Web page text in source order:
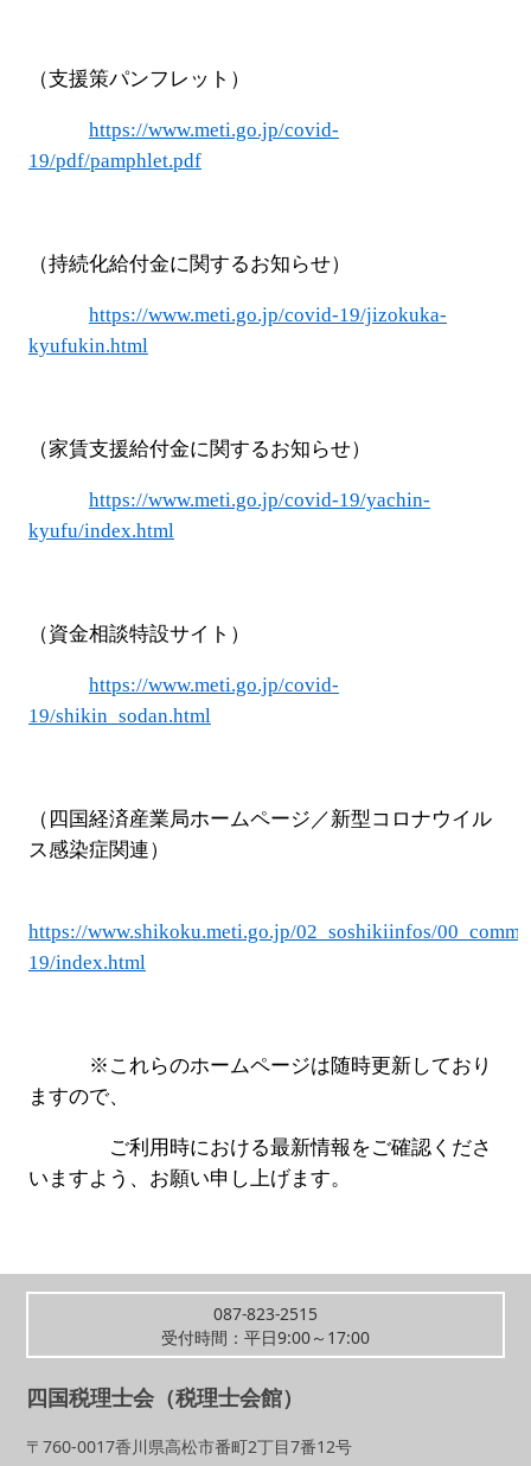
（支援策パンフレット）
https://www.meti.go.jp/covid-
19/pdf/pamphlet.pdf
（持続化給付金に関するお知らせ）
https://www.meti.go.jp/covid-19/jizokuka-
kyufukin.html
（家賃支援給付金に関するお知らせ）
https://www.meti.go.jp/covid-19/yachin-
kyufu/index.html
（資金相談特設サイト）
https://www.meti.go.jp/covid-
19/shikin_sodan.html
（四国経済産業局ホームページ／新型コロナウイル
ス感染症関連）
https://www.shikoku.meti.go.jp/02_soshikiinfos/
19/index.html
※これらのホームページは随時更新しており
ますので、
ご利用時における最新情報をご確認くださ
いますよう、お願い申し上げます。
087-823-2515
受付時間：平日9:00～17:00
四国税理士会（税理士会館）
〒760-0017香川県高松市番町2丁目7番12号